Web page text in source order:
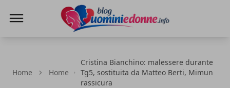
Home Home
Cristina Bianchino: malessere durante
Tg5, sostituita da Matteo Berti, Mimun
rassicura